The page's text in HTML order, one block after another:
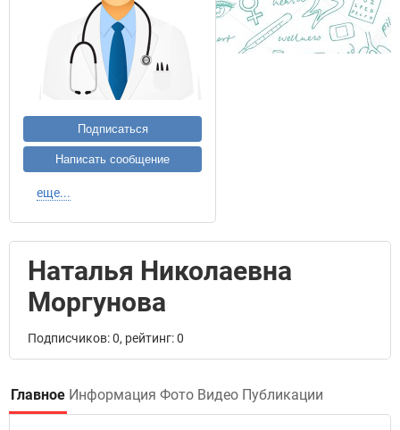
Подписаться
Написать сообщение
еще...
Наталья Николаевна
Моргунова
Подписчиков: 0, рейтинг: 0
Главное Информация Фото Видео Публикации